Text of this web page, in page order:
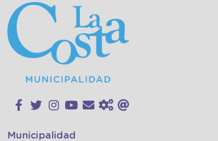
Municipalidad